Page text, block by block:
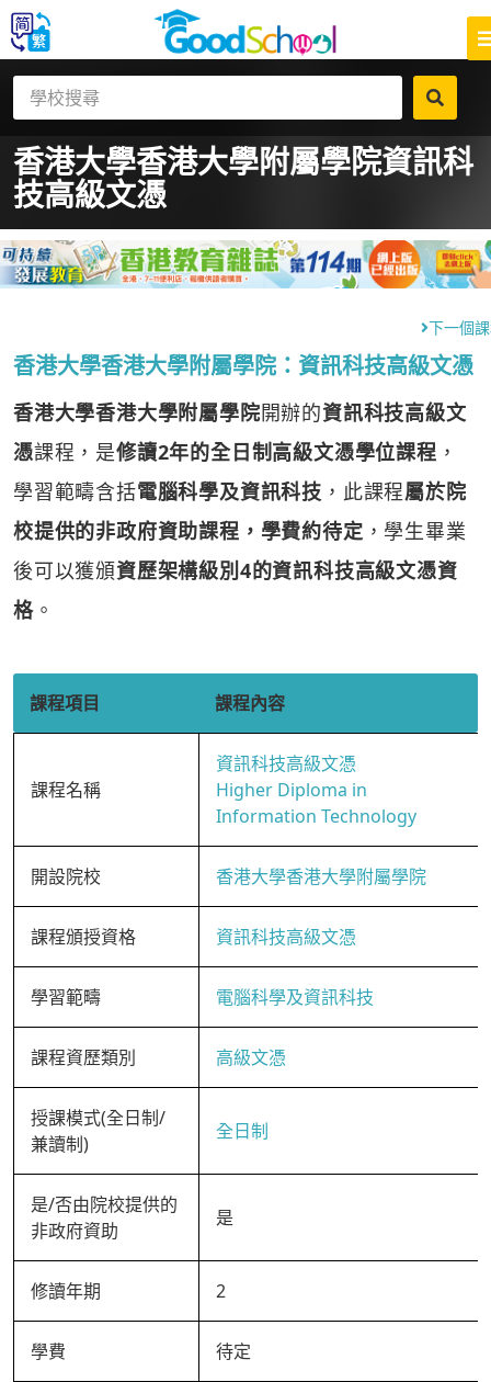
香港大學香港大學附屬學院資訊科
技高級文憑
下一個
香港大學香港大學附屬學院：資訊科技高級文憑
香港大學香港大學附屬學院開辦的資訊科技高級文
憑課程，是修讀2年的全日制高級文憑學位課程 ，
學習範疇含括電腦科學及資訊科技 ，此課程屬於院
校提供的非政府資助課程，學費約待定 ，學生畢業
後可以獲頒資歷架構級別4的資訊科技高級文憑資
格。
課程項目 課程內容
課程名稱
資訊科技高級文憑
Higher Diploma in
Information Technology
開設院校 香港大學香港大學附屬學院
課程頒授資格 資訊科技高級文憑
學習範疇 電腦科學及資訊科技
課程資歷類別 高級文憑
授課模式(全日制/
兼讀制)
全日制
是/否由院校提供的
非政府資助
是
修讀年期 2
學費 待定